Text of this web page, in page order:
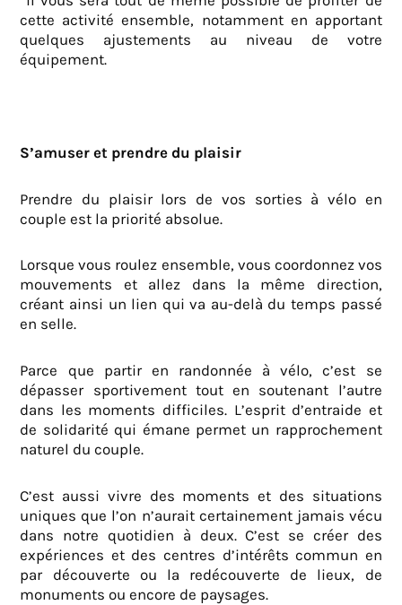
cette activité ensemble, notamment en apportant
quelques ajustements au niveau de votre
équipement.
S’amuser et prendre du plaisir
Prendre du plaisir lors de vos sorties à vélo en
couple est la priorité absolue.
Lorsque vous roulez ensemble, vous coordonnez vos
mouvements et allez dans la même direction,
créant ainsi un lien qui va au-delà du temps passé
en selle.
Parce que partir en randonnée à vélo, c’est se
dépasser sportivement tout en soutenant l’autre
dans les moments difficiles. L’esprit d’entraide et
de solidarité qui émane permet un rapprochement
naturel du couple.
C’est aussi vivre des moments et des situations
uniques que l’on n’aurait certainement jamais vécu
dans notre quotidien à deux. C’est se créer des
expériences et des centres d’intérêts commun en
par découverte ou la redécouverte de lieux, de
monuments ou encore de paysages.